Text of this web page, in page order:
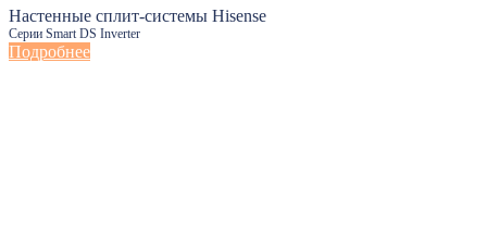
Настенные сплит-системы Hisense
Серии Smart DS Inverter
Подробнее